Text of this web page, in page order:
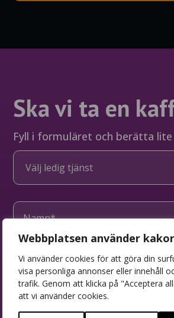
Webbplatsen använder kakor
Vi använder cookies för att göra din
visa personliga annonser eller innehåll
trafik. Genom att klicka på "Acceptera
att vi använder cookies.
Ska vi ta en
Fyll i formuläret och berätta